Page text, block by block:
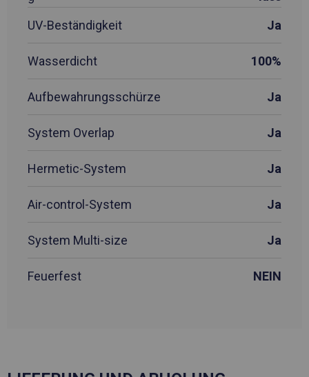
UV-Beständigkeit
Ja
Wasserdicht 100%
Aufbewahrungsschürze Ja
System Overlap Ja
Hermetic-System Ja
Air-control-System Ja
System Multi-size Ja
Feuerfest NEIN